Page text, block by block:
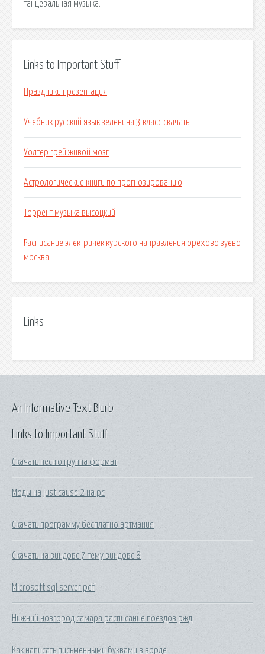
танцевальная музыка.
Links to Important Stuff
Праздники презентация
Учебник русский язык зеленина 3 класс скачать
Уолтер грей живой мозг
Астрологические книги по прогнозированию
Торрент музыка высоцкий
Расписание электричек курского направления орехово зуево
москва
Links
Links to Important Stuff
Скачать песню группа формат
Моды на just cause 2 на pc
Скачать программу бесплатно артмания
Скачать на виндовс 7 тему виндовс 8
Microsoft sql server pdf
Нижний новгород самара расписание поездов ржд
Как написать письменными буквами в ворде
An Informative Text Blurb